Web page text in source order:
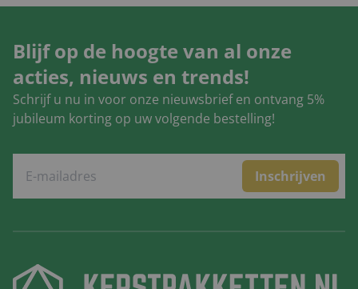
Blijf op de hoogte van al onze
acties, nieuws en trends!
Schrijf u nu in voor onze nieuwsbrief en ontvang 5%
jubileum korting op uw volgende bestelling!
Inschrijven